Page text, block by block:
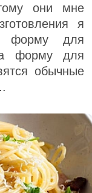
они мне
я
форму для
форму для
обычные